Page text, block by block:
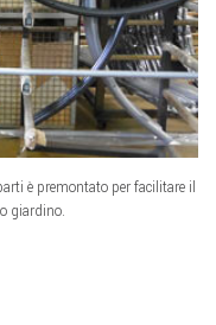
è premontato per facilitare il
giardino.